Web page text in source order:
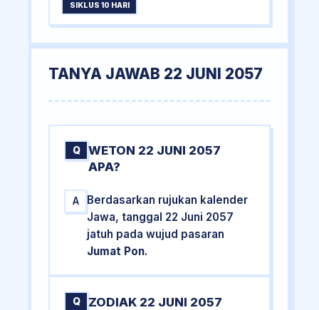
SIKLUS 10 HARI
TANYA JAWAB 22 JUNI 2057
Q
WETON 22 JUNI 2057
APA?
A
Berdasarkan rujukan kalender
Jawa, tanggal 22 Juni 2057
jatuh pada wujud pasaran
Jumat Pon.
Q
ZODIAK 22 JUNI 2057